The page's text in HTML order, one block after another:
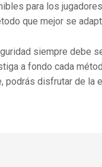
para los
que mejor se
siempre debe
a fondo cada
podrás disfrutar de la